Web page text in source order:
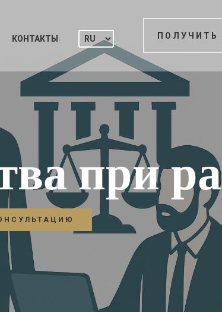
КОНТАКТЫ ПОЛУЧИТЬ
при